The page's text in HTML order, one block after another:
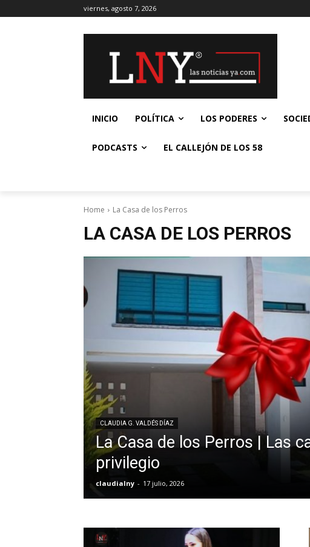
viernes, agosto 7, 2026
INICIO POLÍTICA LOS PODERES
PODCASTS EL CALLEJÓN DE LOS 58
Home La Casa de los Perros
LA CASA DE LOS PERROS
CLAUDIA G. VALDÉS DÍAZ
La Casa de los Perros | Las
privilegio
claudialny - 17 julio, 2026